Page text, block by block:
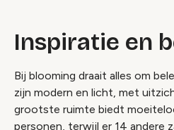
Inspiratie en
Bij blooming draait alles om
zijn modern en licht, met
grootste ruimte biedt
personen, terwijl er 14 andere